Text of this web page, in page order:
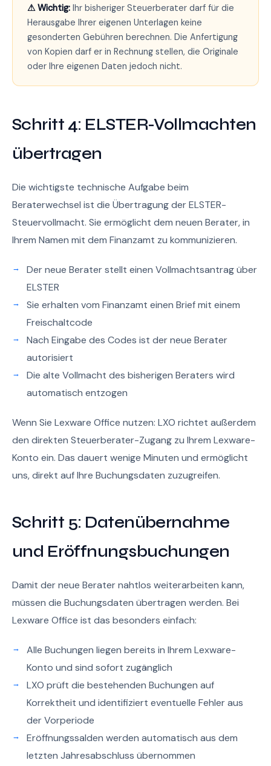
⚠ Wichtig: Ihr bisheriger Steuerberater darf für die
Herausgabe Ihrer eigenen Unterlagen keine
gesonderten Gebühren berechnen. Die Anfertigung
von Kopien darf er in Rechnung stellen, die Originale
oder Ihre eigenen Daten jedoch nicht.
Schritt 4: ELSTER-Vollmachten
übertragen
Die wichtigste technische Aufgabe beim
Beraterwechsel ist die Übertragung der ELSTER-
Steuervollmacht. Sie ermöglicht dem neuen Berater, in
Ihrem Namen mit dem Finanzamt zu kommunizieren.
Der neue Berater stellt einen Vollmachtsantrag über
ELSTER
Sie erhalten vom Finanzamt einen Brief mit einem
Freischaltcode
Nach Eingabe des Codes ist der neue Berater
autorisiert
Die alte Vollmacht des bisherigen Beraters wird
automatisch entzogen
Wenn Sie Lexware Office nutzen: LXO richtet außerdem
den direkten Steuerberater-Zugang zu Ihrem Lexware-
Konto ein. Das dauert wenige Minuten und ermöglicht
uns, direkt auf Ihre Buchungsdaten zuzugreifen.
Schritt 5: Datenübernahme
und Eröffnungsbuchungen
Damit der neue Berater nahtlos weiterarbeiten kann,
müssen die Buchungsdaten übertragen werden. Bei
Lexware Office ist das besonders einfach:
Alle Buchungen liegen bereits in Ihrem Lexware-
Konto und sind sofort zugänglich
LXO prüft die bestehenden Buchungen auf
Korrektheit und identifiziert eventuelle Fehler aus
der Vorperiode
Eröffnungssalden werden automatisch aus dem
letzten Jahresabschluss übernommen